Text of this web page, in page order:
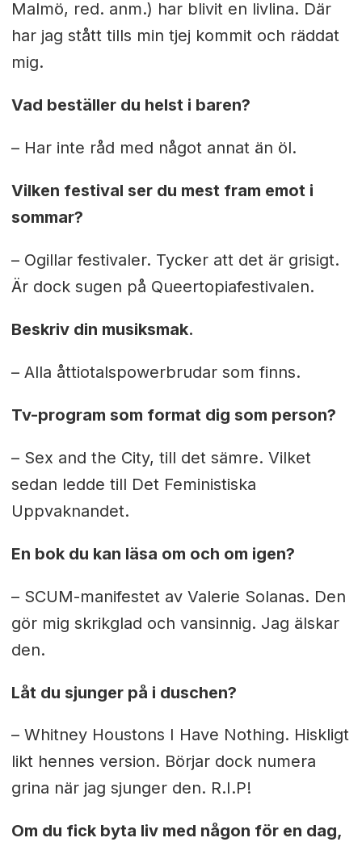
Malmö, red. anm.) har blivit en livlina. Där
har jag stått tills min tjej kommit och räddat
mig.
Vad beställer du helst i baren?
– Har inte råd med något annat än öl.
Vilken festival ser du mest fram emot i
sommar?
– Ogillar festivaler. Tycker att det är grisigt.
Är dock sugen på Queertopiafestivalen.
Beskriv din musiksmak.
– Alla åttiotalspowerbrudar som finns.
Tv-program som format dig som person?
– Sex and the City, till det sämre. Vilket
sedan ledde till Det Feministiska
Uppvaknandet.
En bok du kan läsa om och om igen?
– SCUM-manifestet av Valerie Solanas. Den
gör mig skrikglad och vansinnig. Jag älskar
den.
Låt du sjunger på i duschen?
– Whitney Houstons I Have Nothing. Hiskligt
likt hennes version. Börjar dock numera
grina när jag sjunger den. R.I.P!
Om du fick byta liv med någon för en dag,